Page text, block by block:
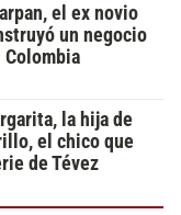
el ex novio
un negocio
la hija de
el chico que
de Tévez